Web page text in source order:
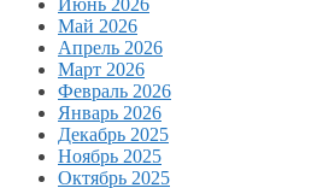
Июнь 2026
Май 2026
Апрель 2026
Март 2026
Февраль 2026
Январь 2026
Декабрь 2025
Ноябрь 2025
Октябрь 2025